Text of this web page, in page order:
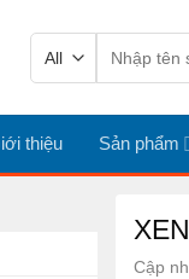
kiếm:
thiệu Sản phẩm
Cập